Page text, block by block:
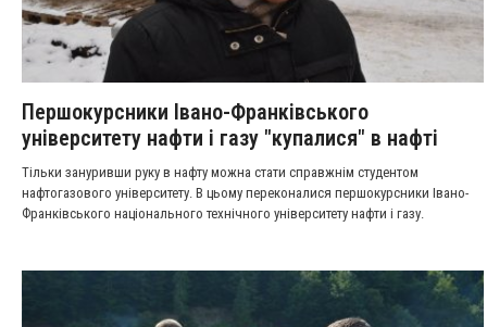
Першокурсники Івано-Франківського
університету нафти і газу "купалися" в нафті
Тільки зануривши руку в нафту можна стати справжнім студентом
нафтогазового університету. В цьому переконалися першокурсники Івано-
Франківського національного технічного університету нафти і газу.